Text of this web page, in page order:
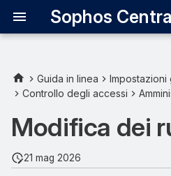
Guida in linea
Impostazioni
Controllo degli accessi
Modifica dei
21 mag 2026